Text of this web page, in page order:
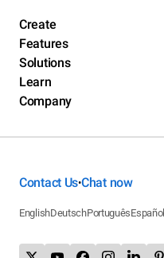
Create
Features
Solutions
Learn
Company
Contact Us•Chat now
EnglishDeutschPortuguêsEspañol